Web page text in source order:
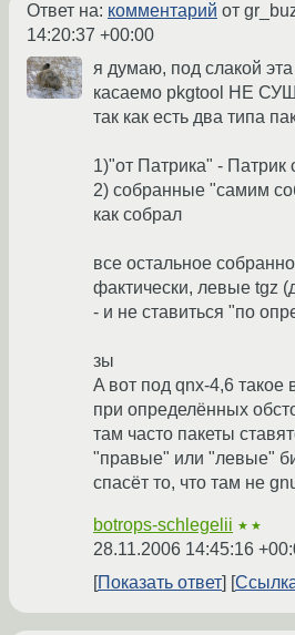
Ответ на: комментарий от
14:20:37 +00:00
я думаю, под слакой
касаемо pkgtool НЕ
так как есть два типа
1)"от Патрика" - Патрик
2) собранные "самим
как собрал
все остальное
фактически, левые tgz
- и не ставиться "по
зы
A вот под qnx-4,6
при определённых
там часто пакеты
"правые" или "левые"
спасёт то, что там не
botrops-schlegelii ★★
28.11.2006 14:45:16
Показать ответ